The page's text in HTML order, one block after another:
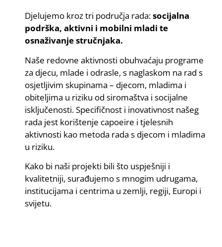
Djelujemo kroz tri područja rada:socijalna
podrška, aktivni i mobilni mladi te
osnaživanje stručnjaka.
Naše redovne aktivnosti obuhvaćaju programe
za djecu, mlade i odrasle, s naglaskom na rad s
osjetljivim skupinama – djecom, mladima i
obiteljima u riziku od siromaštva i socijalne
isključenosti. Specifičnost i inovativnost našeg
rada jest korištenje capoeire i tjelesnih
aktivnosti kao metoda rada s djecom i mladima
u riziku.
Kako bi naši projekti bili što uspješniji i
kvalitetniji, surađujemo s mnogim udrugama,
institucijama i centrima u zemlji, regiji, Europi i
svijetu.